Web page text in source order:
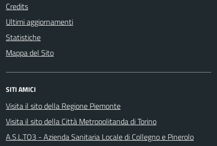
Credits
Ultimi aggiornamenti
Statistiche
Mappa del Sito
SITI AMICI
Visita il sito della Regione Piemonte
Visita il sito della Città Metropolitanda di Torino
A.S.L.TO3 - Azienda Sanitaria Locale di Collegno e Pinerolo